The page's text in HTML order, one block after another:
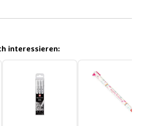
interessieren: